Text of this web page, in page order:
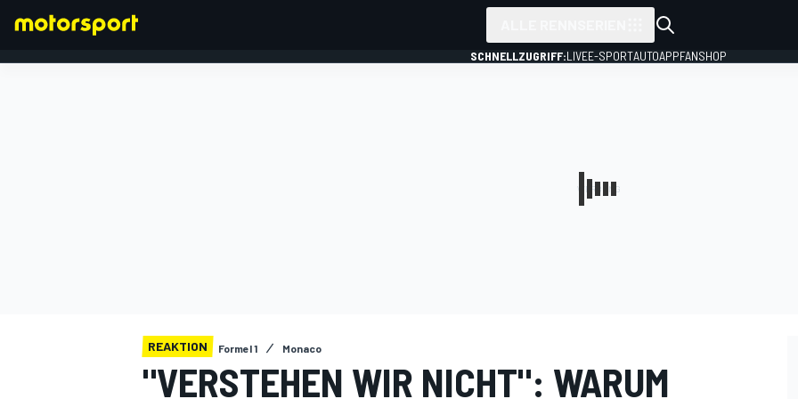
SCHNELLZUGRIFF:LIVEE-SPORTAUTOAPPFANSHOP
REAKTION Formel 1 Monaco
"VERSTEHEN WIR NICHT": WARUM